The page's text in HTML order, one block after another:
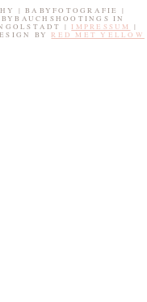
| BABYFOTOGRAFIE |
IN
| IMPRESSUM
|
BYRED MET YELLOW